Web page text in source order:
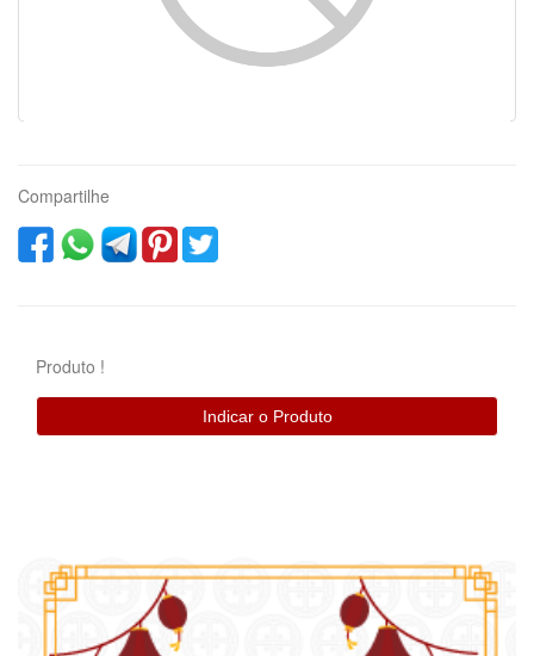
Compartilhe
Produto !